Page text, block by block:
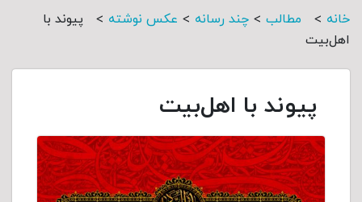
خانه > مطالب > چند رسانه > عکس نوشته >
پیوند با
اهل‌بیت
پیوند با اهل‌بیت